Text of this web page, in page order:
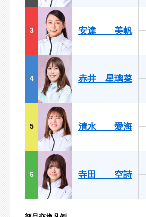
3 安達 美帆
4 赤井 星璃菜
5 清水 愛海
6 寺田 空詩